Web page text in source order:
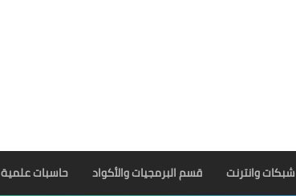
شبكات وانترنت قسم البرمجيات والأكواد حاسبات علمية